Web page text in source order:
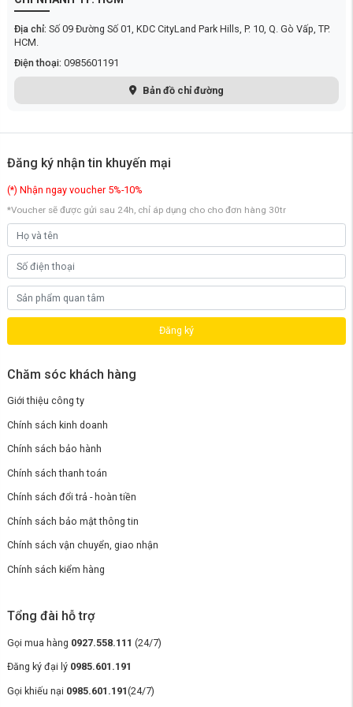
Máy hút ẩm Lumias LMD-50L 50 lít/ngày
ẩm tùy theo nhu cầu của người dùng vào từng thời điểm. Cụ thể:
Chế độ tự động:
Máy sẽ tự động cảm biến độ ẩm trong không
khí, sau đó điều chỉnh mức độ hút ẩm phù hợp. Không khí sẽ
nhanh chóng trở nên khô ráo, đồng thời vẫn đảm bảo hiệu quả
tiết kiệm điện năng tối ưu.
Chế độ liên tục:
ẩm không khí luôn duy trì ở mức phù hợp, đem đến sự thoải mái
cho người dùng.
Chế độ ngủ:Máy hoạt động nhẹ nhàng và êm ái hơn, đảm bảo
không gian yên tĩnh, không ảnh hưởng đến giấc ngủ của gia
Trang bị màng lọc không khí
Địa chỉ: Số 09 Đường Số 01, KDC CityLand Park Hills, P. 10, Q. Gò Vấp, TP.
HCM.
Điện thoại: 0985601191
Bản đồ chỉ đường
Đăng ký nhận tin khuyến mại
(*) Nhận ngay voucher 5%-10%
*Voucher sẽ được gửi sau 24h, chỉ áp dụng cho cho đơn hàng 30tr
Đăng ký
Chăm sóc khách hàng
Giới thiệu công ty
Chính sách kinh doanh
Chính sách bảo hành
Chính sách thanh toán
Chính sách đổi trả - hoàn tiền
Chính sách bảo mật thông tin
Chính sách vận chuyển, giao nhận
Chính sách kiểm hàng
Tổng đài hỗ trợ
Gọi mua hàng 0927.558.111 (24/7)
Đăng ký đại lý 0985.601.191
Gọi khiếu nại 0985.601.191(24/7)